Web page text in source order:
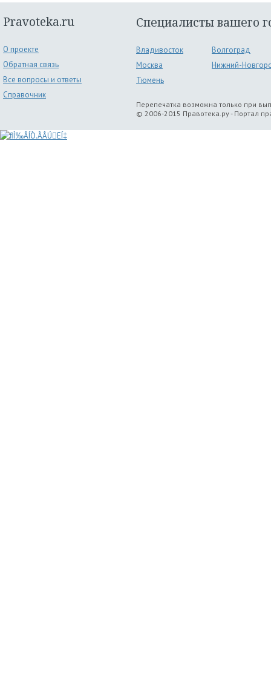
Pravoteka.ru
О проекте
Обратная связь
Все вопросы и ответы
Справочник
Специалисты вашего
Владивосток
Волгоград
Москва
Нижний-
Тюмень
Перепечатка возможна только при
© 2006-2015 Правотека.ру - Портал